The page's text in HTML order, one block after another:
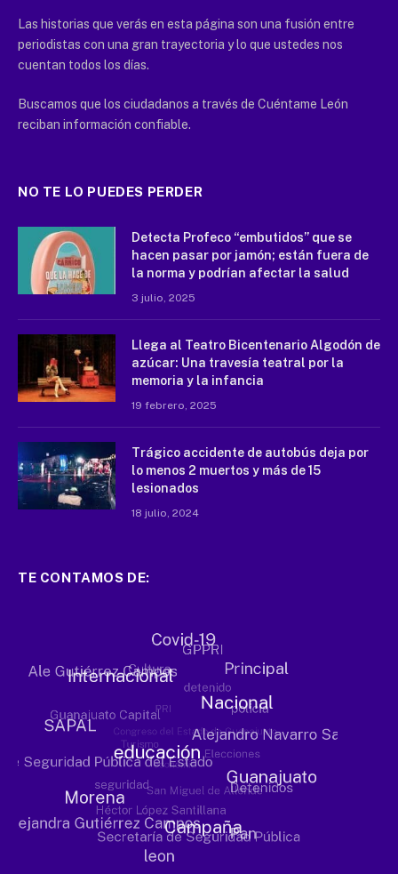
Las historias que verás en esta página son una fusión entre
periodistas con una gran trayectoria y lo que ustedes nos
cuentan todos los días.
Buscamos que los ciudadanos a través de Cuéntame León
reciban información confiable.
NO TE LO PUEDES PERDER
Detecta Profeco “embutidos” que se
hacen pasar por jamón; están fuera de
la norma y podrían afectar la salud
3 julio, 2025
Llega al Teatro Bicentenario Algodón de
azúcar: Una travesía teatral por la
memoria y la infancia
19 febrero, 2025
Trágico accidente de autobús deja por
lo menos 2 muertos y más de 15
lesionados
18 julio, 2024
TE CONTAMOS DE: